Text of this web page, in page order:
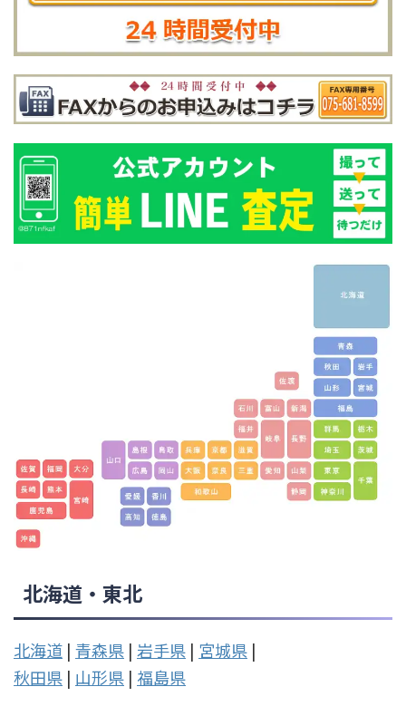
北海道・東北
北海道 | 青森県 | 岩手県 | 宮城県 |
秋田県 | 山形県 | 福島県